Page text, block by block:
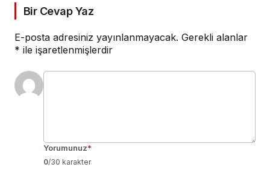
Bir Cevap Yaz
E-posta adresiniz yayınlanmayacak. Gerekli alanlar
* ile işaretlenmişlerdir
Yorumunuz*
0/30 karakter